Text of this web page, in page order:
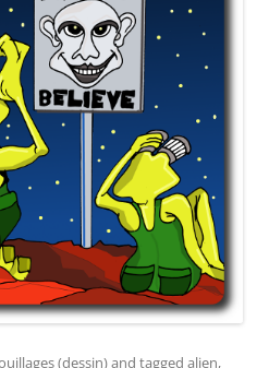
(dessin)and tagged alien,